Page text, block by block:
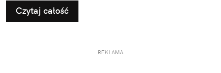
Czytaj całość
REKLAMA